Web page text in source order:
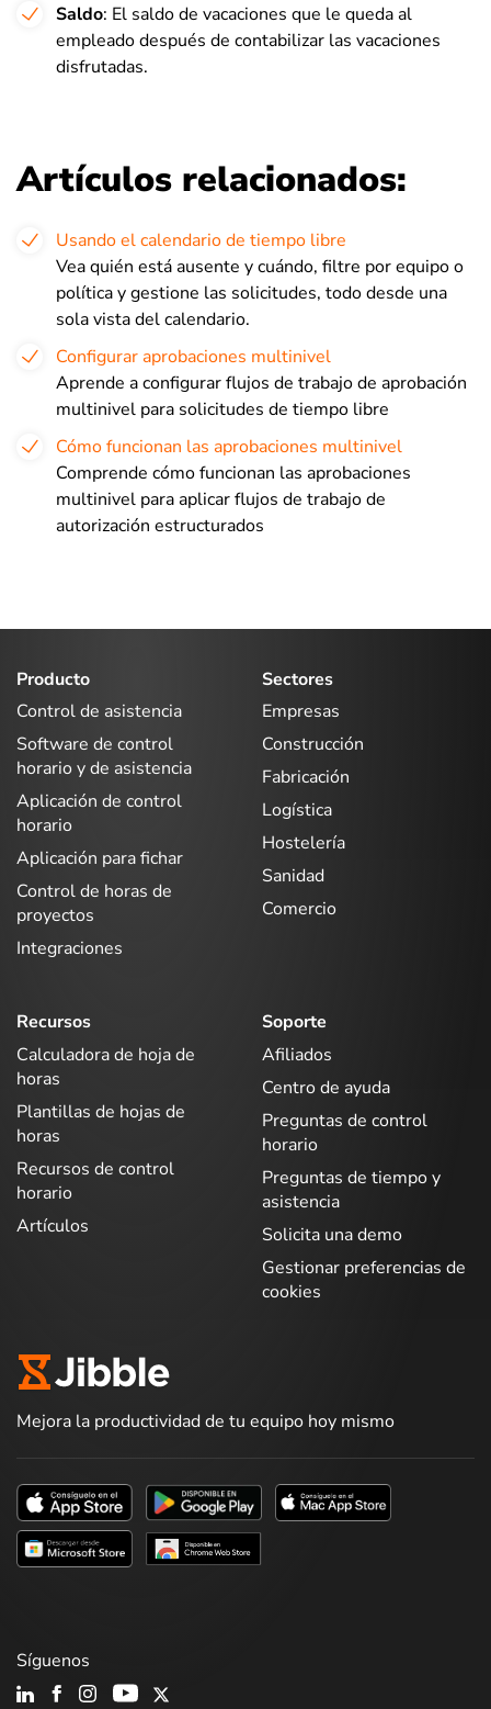
Saldo: El saldo de vacaciones que le queda al
empleado después de contabilizar las vacaciones
disfrutadas.
Artículos relacionados:
Usando el calendario de tiempo libre
Vea quién está ausente y cuándo, filtre por equipo o
política y gestione las solicitudes, todo desde una
sola vista del calendario.
Configurar aprobaciones multinivel
Aprende a configurar flujos de trabajo de aprobación
multinivel para solicitudes de tiempo libre
Cómo funcionan las aprobaciones multinivel
Comprende cómo funcionan las aprobaciones
multinivel para aplicar flujos de trabajo de
autorización estructurados
Producto
Control de asistencia
Software de control
horario y de asistencia
Aplicación de control
horario
Aplicación para fichar
Control de horas de
proyectos
Integraciones
Sectores
Empresas
Construcción
Fabricación
Logística
Hostelería
Sanidad
Comercio
Recursos
Calculadora de hoja de
horas
Plantillas de hojas de
horas
Recursos de control
horario
Artículos
Soporte
Afiliados
Centro de ayuda
Preguntas de control
horario
Preguntas de tiempo y
asistencia
Solicita una demo
Gestionar preferencias de
cookies
Mejora la productividad de tu equipo hoy mismo
Síguenos